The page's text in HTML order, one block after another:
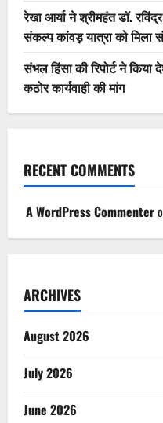
रेखा आर्या ने श्रीमहंत डॉ.
संकल्प कांवड़ यात्रा को मिला
संभल हिंसा की रिपोर्ट ने किया
कठोर कार्यवाही की मांग
RECENT COMMENTS
A WordPress Commenter
ARCHIVES
August 2026
July 2026
June 2026